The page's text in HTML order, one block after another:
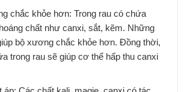
chắc khỏe hơn: Trong rau có chứa
chất như canxi, sắt, kẽm. Những
bộ xương chắc khỏe hơn. Đồng thời,
trong rau sẽ giúp cơ thể hấp thu canxi